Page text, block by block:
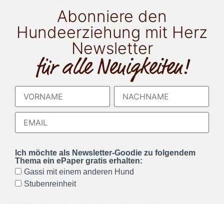
Abonniere den
Hundeerziehung mit Herz
Newsletter
für alle Neuigkeiten!
Ich möchte als Newsletter-Goodie zu folgendem
Thema ein ePaper gratis erhalten:
Gassi mit einem anderen Hund
Stubenreinheit